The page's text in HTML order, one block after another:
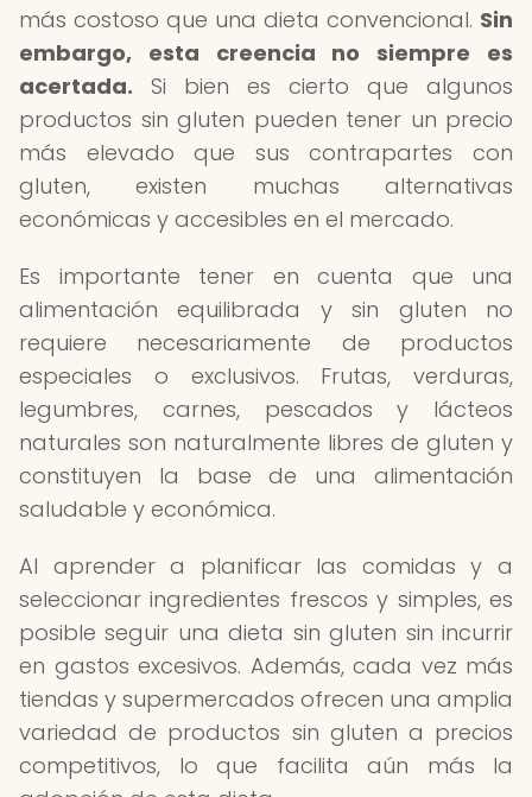
más costoso que una dieta convencional. Sin
embargo, esta creencia no siempre es
acertada. Si bien es cierto que algunos
productos sin gluten pueden tener un precio
más elevado que sus contrapartes con
gluten, existen muchas alternativas
económicas y accesibles en el mercado.
Es importante tener en cuenta que una
alimentación equilibrada y sin gluten no
requiere necesariamente de productos
especiales o exclusivos. Frutas, verduras,
legumbres, carnes, pescados y lácteos
naturales son naturalmente libres de gluten y
constituyen la base de una alimentación
saludable y económica.
Al aprender a planificar las comidas y a
seleccionar ingredientes frescos y simples, es
posible seguir una dieta sin gluten sin incurrir
en gastos excesivos. Además, cada vez más
tiendas y supermercados ofrecen una amplia
variedad de productos sin gluten a precios
competitivos, lo que facilita aún más la